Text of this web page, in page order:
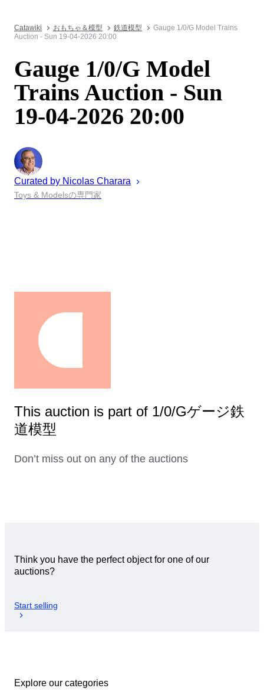
Catawiki おもちゃ＆模型 鉄道模型
Gauge 1/0/G Model Trains
Auction - Sun 19-04-2026 20:00
Gauge 1/0/G Model
Trains Auction - Sun
19-04-2026 20:00
Curated by Nicolas Charara
Toys & Modelsの専門家
This auction is part of 1/0/Gゲージ鉄
道模型
Don’t miss out on any of the auctions
Think you have the perfect object for one of our
auctions?
Start selling
Explore our categories